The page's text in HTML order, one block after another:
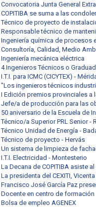
Convocatoria Junta General
COPITIBA se suma a las
Técnico de proyecto de
Responsable técnico de
Ingeniería química de procesos
Consultoría, Calidad, Medio
Ingeniería mecánica eléctrica
4 Ingenieros Técnicos o
I.T.I. para ICMC (CICYTEX) -
"Los ingenieros técnicos
I Edición premios provinciales a
Jefe/a de producción para las
50 aniversario de la Escuela de
Técnico/a Superior PRL Senior -
Técnico Unidad de Energía -
Técnico de proyecto - Hervás
Un sistema de limpieza de
I.T.I. Electricidad - Montesterio
La Decana de COPITIBA asiste
La presidenta del CEXITI,
Francisco José García Paz
Docente en centro de formación
Bolsa de empleo AGENEX